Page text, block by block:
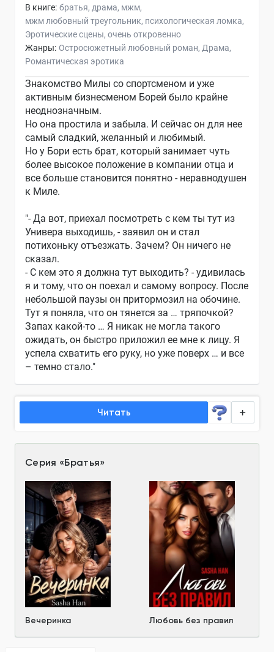
В книге: братья драма мжм
мжм любовный треугольник психологическая ломка
Эротические сцены очень откровенно
Жанры: Остросюжетный любовный роман Драма
Романтическая эротика
Знакомство Милы со спортсменом и уже
активным бизнесменом Борей было крайне
неоднозначным.
Но она простила и забыла. И сейчас он для нее
самый сладкий, желанный и любимый.
Но у Бори есть брат, который занимает чуть
более высокое положение в компании отца и
все больше становится понятно - неравнодушен
к Миле.
"- Да вот, приехал посмотреть с кем ты тут из
Универа выходишь, - заявил он и стал
потихоньку отъезжать. Зачем? Он ничего не
сказал.
- С кем это я должна тут выходить? - удивилась
я и тому, что он поехал и самому вопросу. После
небольшой паузы он притормозил на обочине.
Тут я поняла, что он тянется за … тряпочкой?
Запах какой-то … Я никак не могла такого
ожидать, он быстро приложил ее мне к лицу. Я
успела схватить его руку, но уже поверх … и все
– темно стало."
Читать
Серия «Братья»
Вечеринка Любовь без правил